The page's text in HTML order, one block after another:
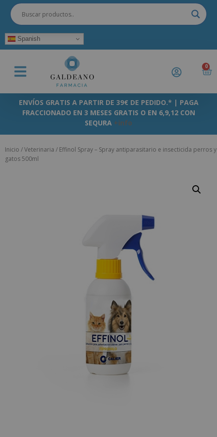
Spanish
0
ENVÍOS GRATIS A PARTIR DE 39€ DE PEDIDO.* | PAGA
FRACCIONADO EN 3 MESES GRATIS O EN 6,9,12 CON
SEQURA +info
Inicio /Veterinaria / Effinol Spray – Spray antiparasitario e insecticida perros y
gatos 500ml